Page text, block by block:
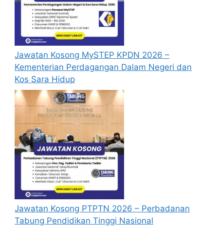
Jawatan Kosong MySTEP KPDN 2026 –
Kementerian Perdagangan Dalam Negeri dan
Kos Sara Hidup
Jawatan Kosong PTPTN 2026 – Perbadanan
Tabung Pendidikan Tinggi Nasional